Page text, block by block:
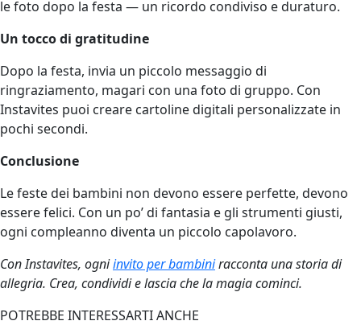
le foto dopo la festa — un ricordo condiviso e duraturo.
Un tocco di gratitudine
Dopo la festa, invia un piccolo messaggio di
ringraziamento, magari con una foto di gruppo. Con
Instavites puoi creare cartoline digitali personalizzate in
pochi secondi.
Conclusione
Le feste dei bambini non devono essere perfette, devono
essere felici. Con un po’ di fantasia e gli strumenti giusti,
ogni compleanno diventa un piccolo capolavoro.
Con Instavites, ogniinvito per bambiniracconta una storia di
allegria. Crea, condividi e lascia che la magia cominci.
POTREBBE INTERESSARTI ANCHE